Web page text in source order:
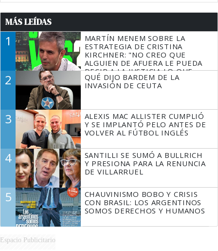
MÁS LEÍDAS
1
MARTÍN MENEM SOBRE LA
ESTRATEGIA DE CRISTINA
KIRCHNER: "NO CREO QUE
ALGUIEN DE AFUERA LE PUEDA
DECIR A LA JUSTICIA LO QUE
TIENE QUE HACER"
2
QUÉ DIJO BARDEM DE LA
INVASIÓN DE CEUTA
3
ALEXIS MAC ALLISTER CUMPLIÓ
Y SE IMPLANTÓ PELO ANTES DE
VOLVER AL FÚTBOL INGLÉS
4
SANTILLI SE SUMÓ A BULLRICH
Y PRESIONA PARA LA RENUNCIA
DE VILLARRUEL
5
CHAUVINISMO BOBO Y CRISIS
CON BRASIL: LOS ARGENTINOS
SOMOS DERECHOS Y HUMANOS
Espacio Publicitario